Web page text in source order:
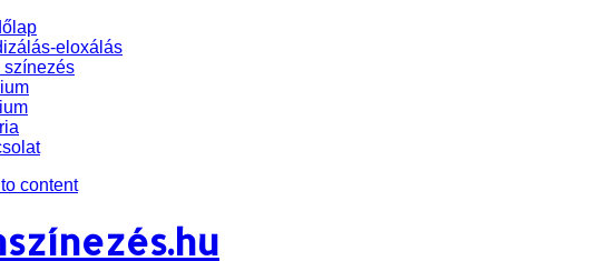
eloxálás
színezés
content